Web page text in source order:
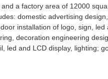
a factory area of 12000
domestic advertising design,
installation of logo, sign, led
decoration engineering
led and LCD display, lighting;